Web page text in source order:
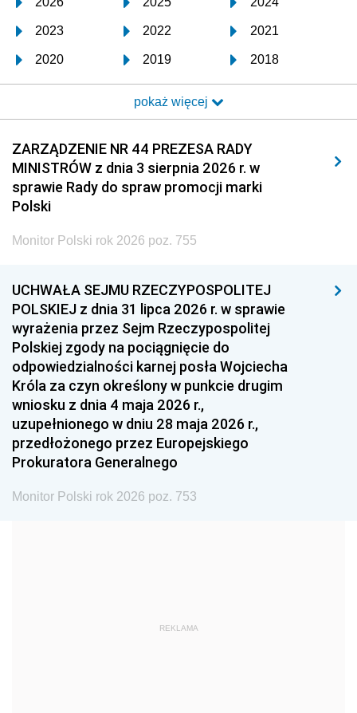
2023 2022 2021
2020 2019 2018
2017 2016 2015
2014 2013 2012
2011 2010 2009
2008 2007 2006
2005
1996 1995 1994
1993 1992 1991
1990 1989
1987 1986 1985
1984 1983
1981 1980 1979
1978 1977
1975 1974
1959
pokaż więcej
ZARZĄDZENIE NR 44 PREZESA RADY
MINISTRÓW z dnia 3 sierpnia 2026 r. w
sprawie Rady do spraw promocji marki
Polski
Monitor Polski rok 2026 poz. 755
UCHWAŁA SEJMU RZECZYPOSPOLITEJ
POLSKIEJ z dnia 31 lipca 2026 r. w sprawie
wyrażenia przez Sejm Rzeczypospolitej
Polskiej zgody na pociągnięcie do
odpowiedzialności karnej posła Wojciecha
Króla za czyn określony w punkcie drugim
wniosku z dnia 4 maja 2026 r.,
uzupełnionego w dniu 28 maja 2026 r.,
przedłożonego przez Europejskiego
Prokuratora Generalnego
Monitor Polski rok 2026 poz. 753
REKLAMA